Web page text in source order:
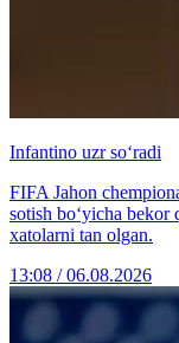
Infantino uzr so‘radi
FIFA Jahon
sotish bo‘yicha bekor
xatolarni tan olgan.
13:08 / 06.08.2026